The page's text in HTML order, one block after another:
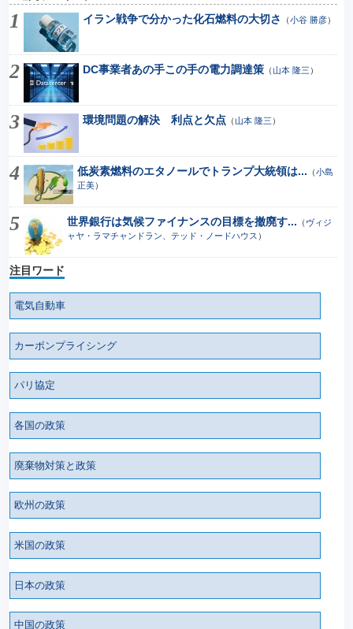
イラン戦争で分かった化石燃料の大切さ
（小谷 勝彦）
DC事業者あの手この手の電力調達策（山本 隆三 ）
環境問題の解決 利点と欠点 （山本 隆三 ）
低炭素燃料のエタノールでトランプ大統領は... （小島
正美）
世界銀行は気候ファイナンスの目標を撤廃す... （ ヴィジ
ャヤ・ラマチャンドラン、テッド・ノードハウス ）
注目ワード
電気自動車
カーボンプライシング
パリ協定
各国の政策
廃棄物対策と政策
欧州の政策
米国の政策
日本の政策
中国の政策